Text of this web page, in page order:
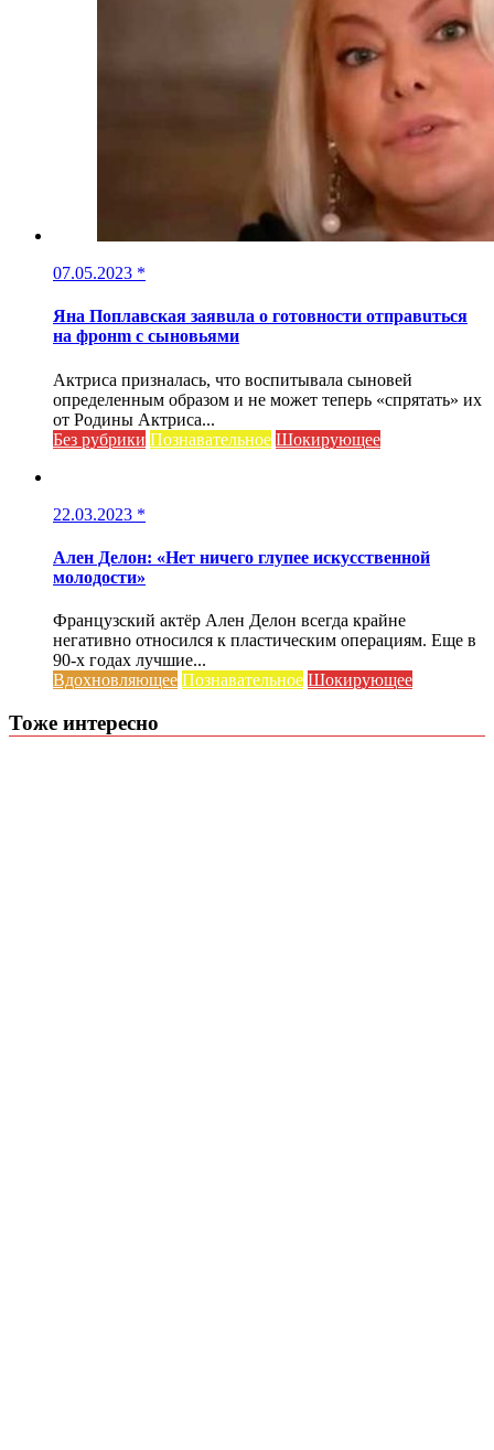
07.05.2023 *
Яна Поплавская заявuла о готовности отправuться
на фронm с сыновьями
Актриса призналась, что воспитывала сыновей
определенным образом и не может теперь «спрятать» их
от Родины Актриса...
Без рубрики Познавательное Шокирующее
22.03.2023 *
Ален Делон: «Нет ничего глупее искусственной
молодости»
Французский актёр Ален Делон всегда крайне
негативно относился к пластическим операциям. Еще в
90-х годах лучшие...
Вдохновляющее Познавательное Шокирующее
Тоже интересно